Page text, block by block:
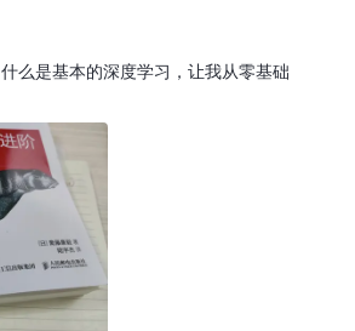
么是基本的深度学习，让我从零基础